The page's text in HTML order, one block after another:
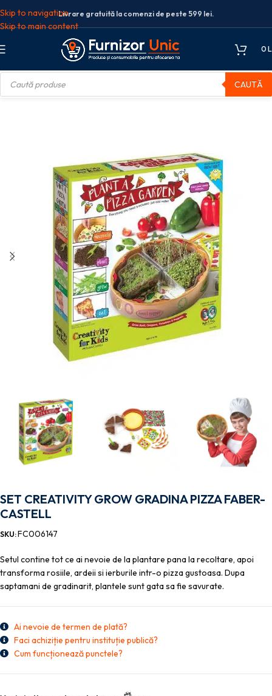
Skip to navigation
Skip to main content
Livrare gratuită la comenzi de peste 599 lei.
0
CAUTĂ
for kids
SET CREATIVITY GROW GRADINA PIZZA FABER-
CASTELL
SKU:FC006147
Setul contine tot ce ai nevoie de la plantare pana la recoltare, apoi
transforma rosiile, ardeii si ierburile intr-o pizza gustoasa. Dupa
saptamani de gradinarit, plantele sunt gata sa fie savurate.
Ai nevoie de termen de plată?
Faci achiziție pentru instituție publică?
Cum funcționează punctele?